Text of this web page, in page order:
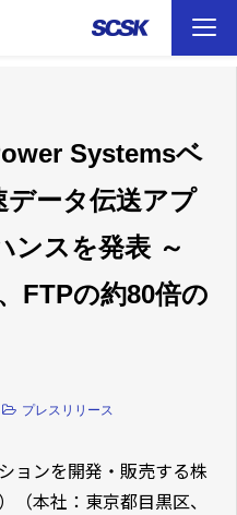
Systemsベ
データ伝送アプ
ンスを発表 ～
FTPの約80倍の
プレスリリース
ョンを開発・販売する株
（本社：東京都目黒区、